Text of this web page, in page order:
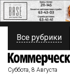
ПОЛИТИКА
ФИНАНСЫ
Все рубрики
Суббота, 8 Августа